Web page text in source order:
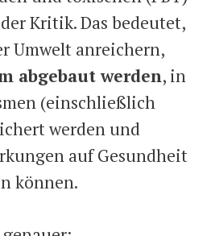
Kritik. Das bedeutet,
Umwelt anreichern,
abgebaut werden, in
(einschließlich
werden und
auf Gesundheit
können.